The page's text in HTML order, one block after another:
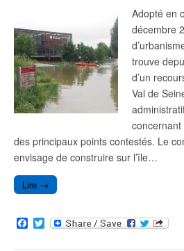
Adopté en
décembre
trouve
d’un
Val de
concernant
des principaux points contestés. Le
envisage de construire sur l’île…
Lire →
F
a
c
T
w
i